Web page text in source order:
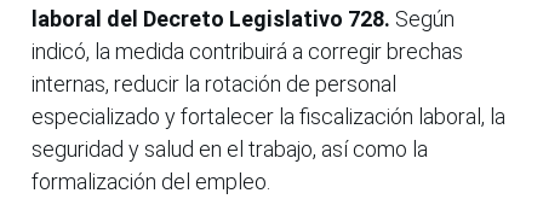
laboral del Decreto Legislativo 728. Según
indicó, la medida contribuirá a corregir brechas
internas, reducir la rotación de personal
especializado y fortalecer la fiscalización laboral, la
seguridad y salud en el trabajo, así como la
formalización del empleo.